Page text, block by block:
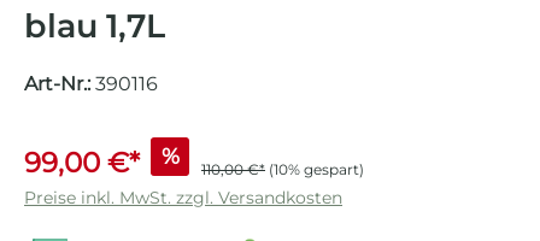
blau 1,7L
Art-Nr.: 390116
99,00 €* % 110,00 €* (10% gespart)
Preise inkl. MwSt. zzgl. Versandkosten